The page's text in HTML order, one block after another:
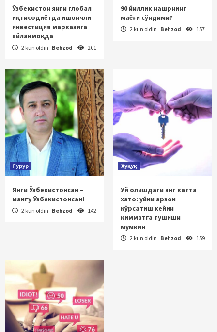
Ўзбекистон янги глобал
иқтисодиётда ишончли
инвестиция марказига
айланмоқда
2 kun oldin Behzod 201
90 йиллик нашрнинг
маёғи сўндими?
2 kun oldin Behzod 157
Ғурур
Янги Ўзбекистонсан –
мангу Ўзбекистонсан!
2 kun oldin Behzod 142
Ҳуқуқ
Уй олишдаги энг катта
хато: уйни арзон
кўрсатиш кейин
қимматга тушиши
мумкин
2 kun oldin Behzod 159